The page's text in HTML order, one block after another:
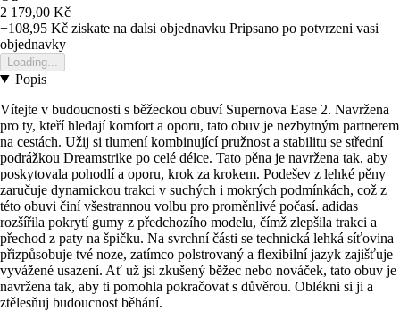
2 179,00 Kč
+108,95 Kč ziskate na dalsi objednavku Pripsano po potvrzeni vasi
objednavky
Loading...
Popis
Vítejte v budoucnosti s běžeckou obuví Supernova Ease 2. Navržena
pro ty, kteří hledají komfort a oporu, tato obuv je nezbytným partnerem
na cestách. Užij si tlumení kombinující pružnost a stabilitu se střední
podrážkou Dreamstrike po celé délce. Tato pěna je navržena tak, aby
poskytovala pohodlí a oporu, krok za krokem. Podešev z lehké pěny
zaručuje dynamickou trakci v suchých i mokrých podmínkách, což z
této obuvi činí všestrannou volbu pro proměnlivé počasí. adidas
rozšířila pokrytí gumy z předchozího modelu, čímž zlepšila trakci a
přechod z paty na špičku. Na svrchní části se technická lehká síťovina
přizpůsobuje tvé noze, zatímco polstrovaný a flexibilní jazyk zajišťuje
vyvážené usazení. Ať už jsi zkušený běžec nebo nováček, tato obuv je
navržena tak, aby ti pomohla pokračovat s důvěrou. Oblékni si ji a
ztělesňuj budoucnost běhání.